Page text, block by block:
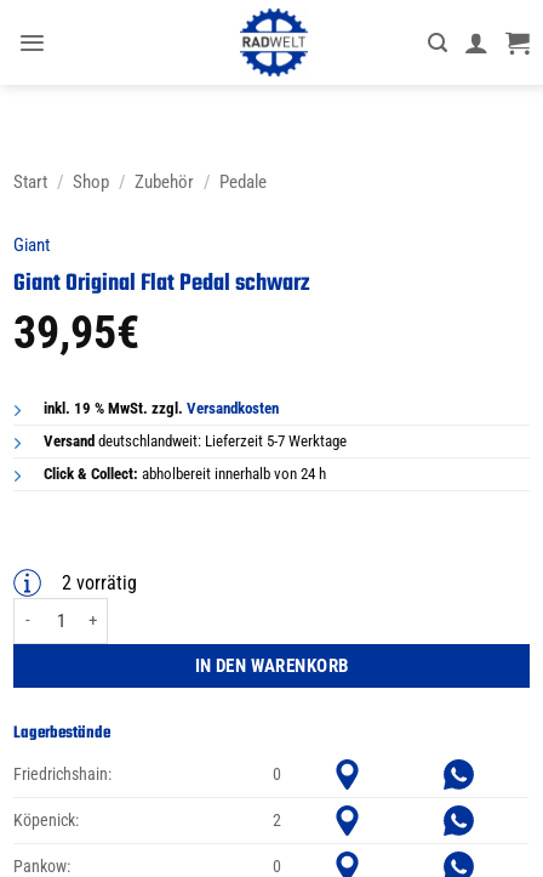
Inhalt
Start / Shop / Zubehör / Pedale
Giant
Giant Original Flat Pedal schwarz
39,95€
inkl. 19 % MwSt. zzgl.Versandkosten
Versand deutschlandweit: Lieferzeit 5-7 Werktage
Click & Collect: abholbereit innerhalb von 24 h
2 vorrätig
IN DEN WARENKORB
Lagerbestände
Friedrichshain: 0
Köpenick: 2
Pankow: 0